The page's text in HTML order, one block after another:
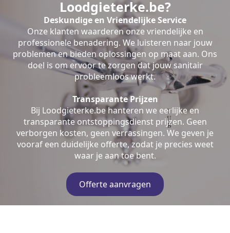
Loodgieterke.be?
Deskundige en Vriendelijke Service
Onze klanten waarderen onze vriendelijke en
professionele benadering. We luisteren naar jouw
problemen en bieden oplossingen op maat aan. Ons
doel is om ervoor te zorgen dat jouw sanitair
probleemloos werkt.
Transparante Prijzen
Bij Loodgieterke.be hanteren we eerlijke en
transparante ontstoppingsdienst prijzen. Geen
verborgen kosten, geen verrassingen. We geven je
vooraf een duidelijke offerte, zodat je precies weet
waar je aan toe bent.
Offerte aanvragen